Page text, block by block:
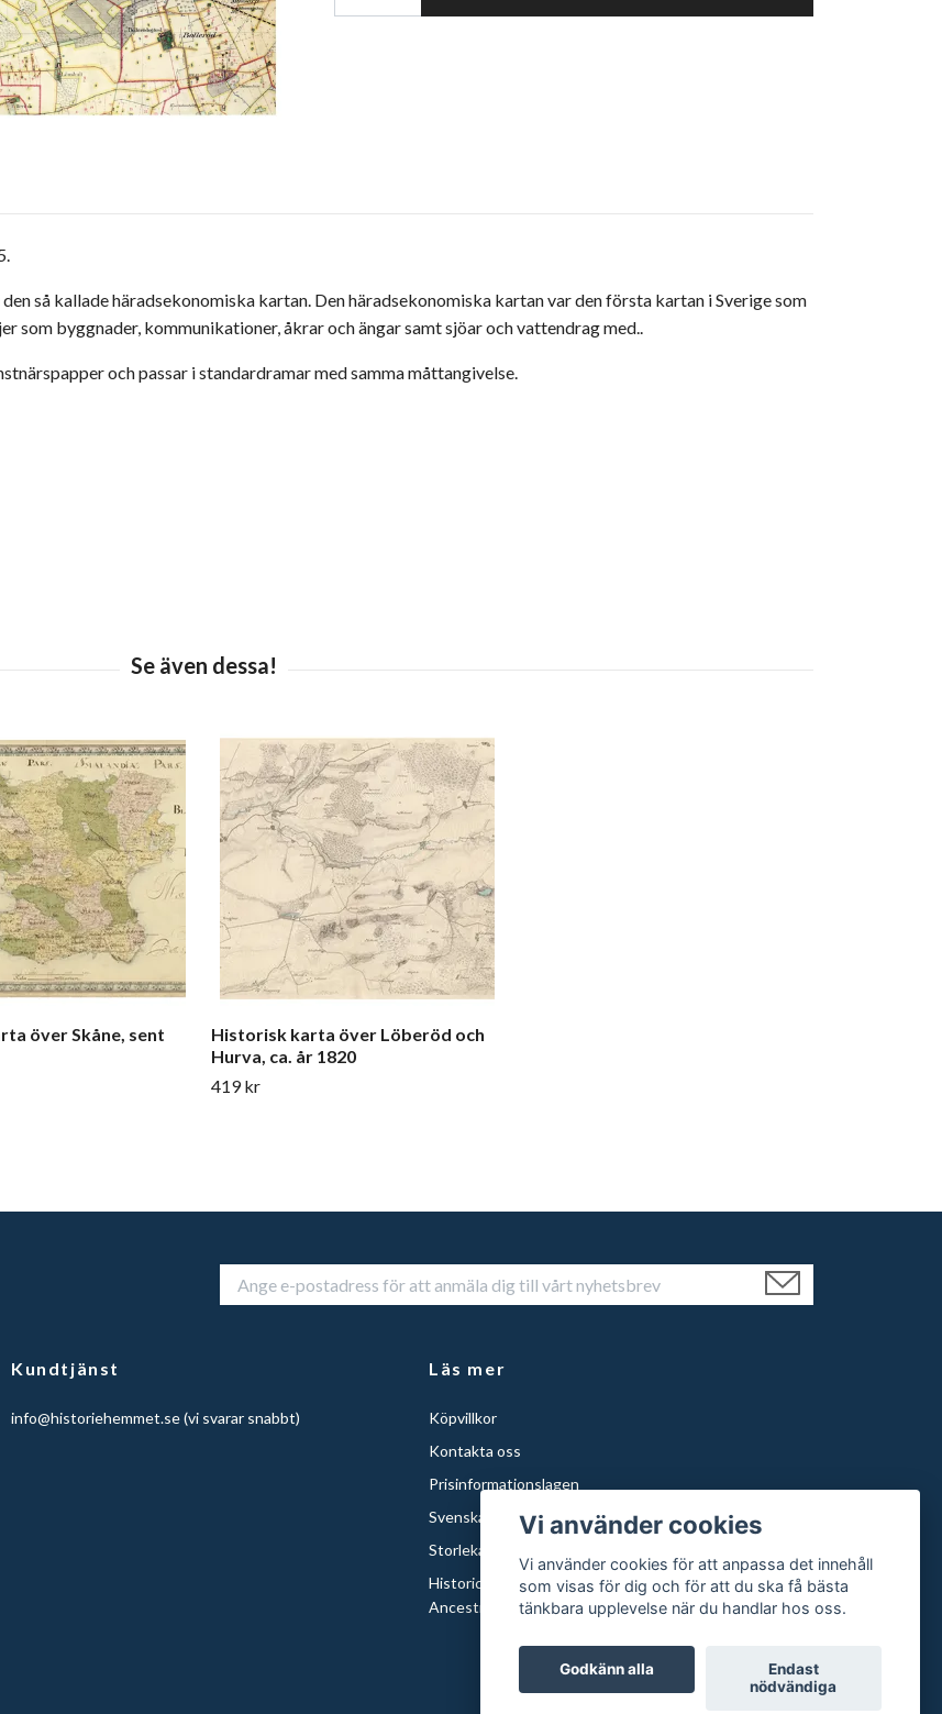
så kallade häradsekonomiska kartan. Den häradsekonomiska kartan var den första kartan i Sverige som
som byggnader, kommunikationer, åkrar och ängar samt sjöar och vattendrag med..
och passar i standardramar med samma måttangivelse.
över Skåne, sent
Historisk karta över Löberöd och
Hurva, ca. år 1820
419 kr
Kundtjänst
info@historiehemmet.se(vi svarar snabbt)
Läs mer
Köpvillkor
Kontakta oss
Prisinformationslagen
Svenska Städer
Storlekar och papper
Historical Maps of Sweden for Americans with Swedish
Ancestry | Histor
Vi använder cookies
Vi använder cookies för att anpassa det innehåll
som visas för dig och för att du ska få bästa
tänkbara upplevelse när du handlar hos oss.
Godkänn alla
Endast
nödvändiga